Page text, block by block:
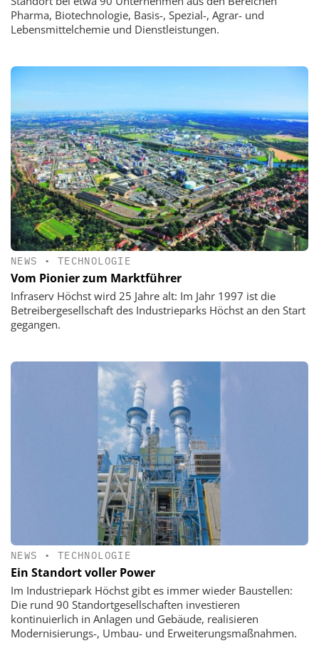
Pharma, Biotechnologie, Basis-, Spezial-, Agrar- und
Lebensmittelchemie und Dienstleistungen.
NEWS • TECHNOLOGIE
Vom Pionier zum Marktführer
Infraserv Höchst wird 25 Jahre alt: Im Jahr 1997 ist die
Betreibergesellschaft des Industrieparks Höchst an den Start
gegangen.
NEWS • TECHNOLOGIE
Ein Standort voller Power
Im Industriepark Höchst gibt es immer wieder Baustellen:
Die rund 90 Standortgesellschaften investieren
kontinuierlich in Anlagen und Gebäude, realisieren
Modernisierungs-, Umbau- und Erweiterungsmaßnahmen.